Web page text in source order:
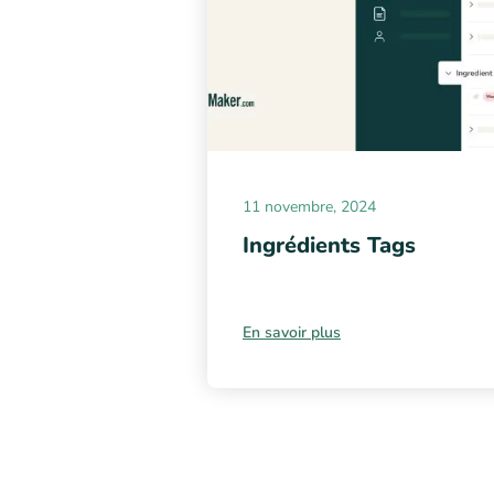
11 novembre, 2024
Ingrédients Tags
En savoir plus